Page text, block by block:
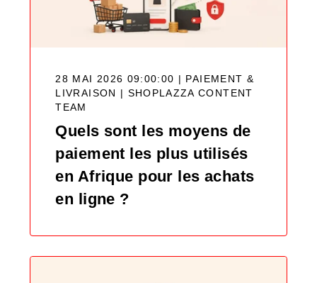
28 MAI 2026 09:00:00 | PAIEMENT &
LIVRAISON | SHOPLAZZA CONTENT
TEAM
Quels sont les moyens de
paiement les plus utilisés
en Afrique pour les achats
en ligne ?